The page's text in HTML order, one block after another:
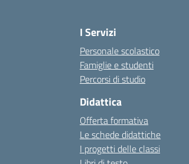
I Servizi
Personale scolastico
Famiglie e studenti
Percorsi di studio
Didattica
Offerta formativa
Le schede didattiche
I progetti delle classi